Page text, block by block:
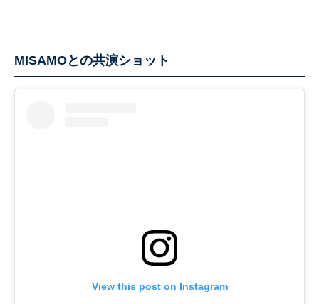
MISAMOとの共演ショット
View this post on Instagram